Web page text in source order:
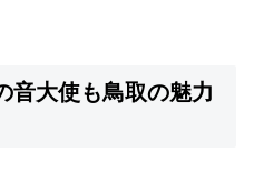
音大使も鳥取の魅力